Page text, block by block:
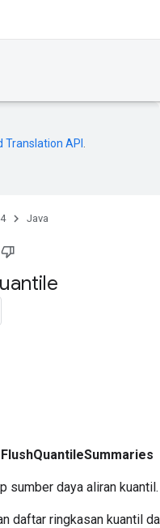
Translation API
Java
sumber daya aliran kuantil.
daftar ringkasan kuantil